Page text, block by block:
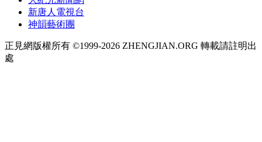
新唐人電視台
神韻藝術團
正見網版權所有 ©1999-2026 ZHENGJIAN.ORG 轉載請註明出
處